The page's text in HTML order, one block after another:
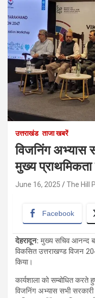
उत्तराखंड ताजा खबरें
विजनिंग अभ्यास
मुख्य प्राथमिकता
June 16, 2025 The Hill
Facebook
देहरादून: मुख्य सचिव आनन्द
विकसित उत्तराखण्ड विजन
किया।
कार्यशाला को सम्बोधित
विजनिंग अभ्यास सभी सरकारी